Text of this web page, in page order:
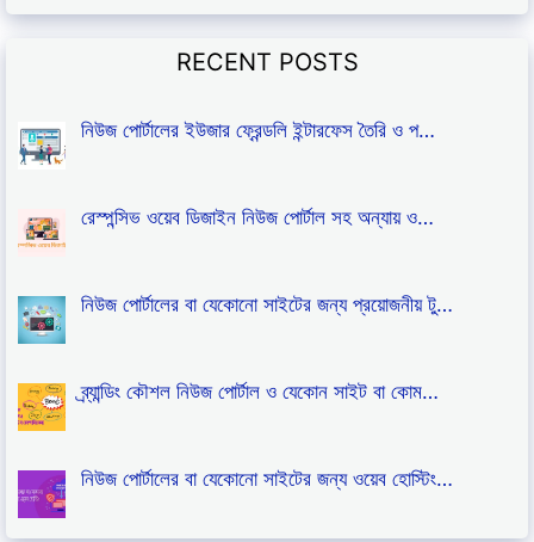
RECENT POSTS
নিউজ পোর্টালের ইউজার ফ্রেন্ডলি ইন্টারফেস তৈরি ও প…
রেস্পন্সিভ ওয়েব ডিজাইন নিউজ পোর্টাল সহ অন্যায় ও…
নিউজ পোর্টালের বা যেকোনো সাইটের জন্য প্রয়োজনীয় টু…
ব্র্যান্ডিং কৌশল নিউজ পোর্টাল ও যেকোন সাইট বা কোম…
নিউজ পোর্টালের বা যেকোনো সাইটের জন্য ওয়েব হোস্টিং…